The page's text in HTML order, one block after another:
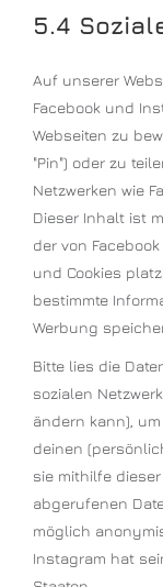
5.4
Auf unserer
Facebook und
Webseiten zu
"Pin") oder zu
Netzwerken wie
Dieser Inhalt ist
der von
und Cookies
bestimmte
Werbung
Bitte lies die
sozialen
ändern kann),
deinen
sie mithilfe dieser
abgerufenen
möglich
Instagram hat